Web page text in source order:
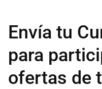
Envía tu
para
ofertas de